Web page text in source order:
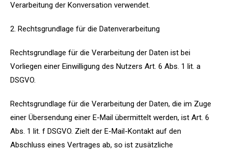
Verarbeitung der Konversation verwendet.
2. Rechtsgrundlage für die Datenverarbeitung
Rechtsgrundlage für die Verarbeitung der Daten ist bei
Vorliegen einer Einwilligung des Nutzers Art. 6 Abs. 1 lit. a
DSGVO.
Rechtsgrundlage für die Verarbeitung der Daten, die im Zuge
einer Übersendung einer E-Mail übermittelt werden, ist Art. 6
Abs. 1 lit. f DSGVO. Zielt der E-Mail-Kontakt auf den
Abschluss eines Vertrages ab, so ist zusätzliche